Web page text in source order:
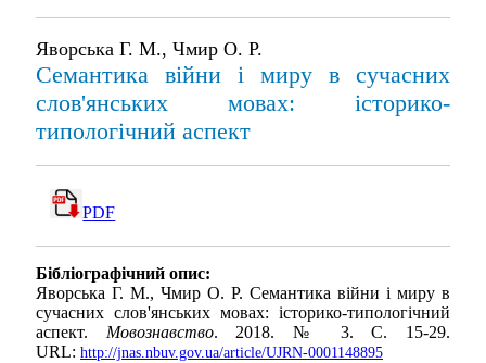
Яворська Г. М., Чмир О. Р.
Семантика війни і миру в сучасних
слов'янських мовах: історико-
типологічний аспект
PDF
Бібліографічний опис:
Яворська Г. М., Чмир О. Р. Семантика війни і миру в
сучасних слов'янських мовах: історико-типологічний
аспект. Мовознавство. 2018. № 3. С. 15-29.
URL: http://jnas.nbuv.gov.ua/article/UJRN-0001148895